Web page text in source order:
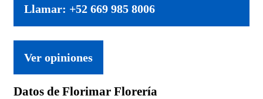
Llamar: +52 669 985 8006
Ver opiniones
Datos de Florimar Florería